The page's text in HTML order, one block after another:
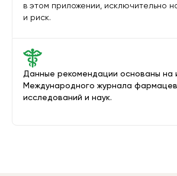
Данные рекомендации основаны на
Международного журнала
исследований и наук.
в этом приложении, исключительно
и риск.